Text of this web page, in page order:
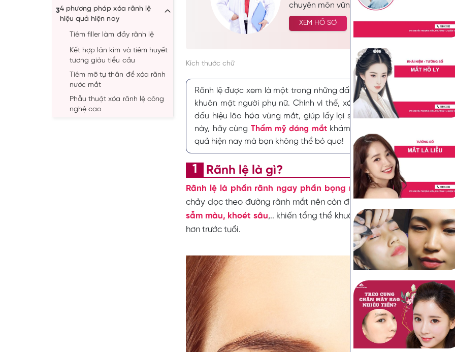
34 phương pháp xóa rãnh lệ
hiệu quả hiện nay
Tiêm filler làm đầy rãnh lệ
Kết hợp lăn kim và tiêm huyết
tương giàu tiểu cầu
Tiêm mỡ tự thân để xóa rãnh
nước mắt
Phẫu thuật xóa rãnh lệ công
nghệ cao
chuyên môn vững chắc mà còn được biết
bác sĩ đầy tâm huyết, luôn tận tâm vì lợi ích
của bệnh nhân. Hiện nay, bác sĩ Nguyễn Kim
vị trí quan trọng tại Khoa Thẩm Mỹ của
XEM HỒ SƠ
Kích thước chữ
Rãnh lệ được xem là một trong những dấu hiệu của lão hóa, ảnh
khuôn mặt người phụ nữ. Chính vì thế, xóa rãnh lệ là phương pháp
dấu hiệu lão hóa vùng mắt, giúp lấy lại sự tươi tắn, trẻ trung cho
này, hãy cùng Thẩm mỹ dáng mắtkhám phá 4 phương pháp xóa
quả hiện nay mà bạn không thể bỏ qua!
Rãnh lệ là gì?
Rãnh lệ là phần rãnh ngay phần bọng mắt có dạng hình lưỡi
chảy dọc theo đường rãnh mắt nên còn được gọi là rãnh nước mắt.
sẫm màu, khoét sâu,.. khiến tổng thể khuôn mặt trông kém sức
hơn trước tuổi.